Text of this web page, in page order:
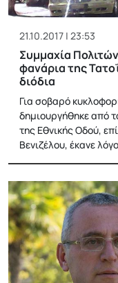
21.10.2017 | 23:53
Συμμαχία
φανάρια της
διόδια
Για σοβαρό
δημιουργήθηκε από
της Εθνικής Οδού,
Βενιζέλου, έκανε